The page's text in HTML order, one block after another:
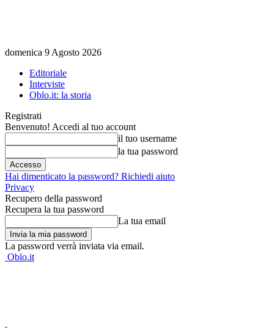
domenica 9 Agosto 2026
Editoriale
Interviste
Oblo.it: la storia
Registrati
Benvenuto! Accedi al tuo account
il tuo username
la tua password
Hai dimenticato la password? Richiedi aiuto
Privacy
Recupero della password
Recupera la tua password
La tua email
La password verrà inviata via email.
Oblo.it